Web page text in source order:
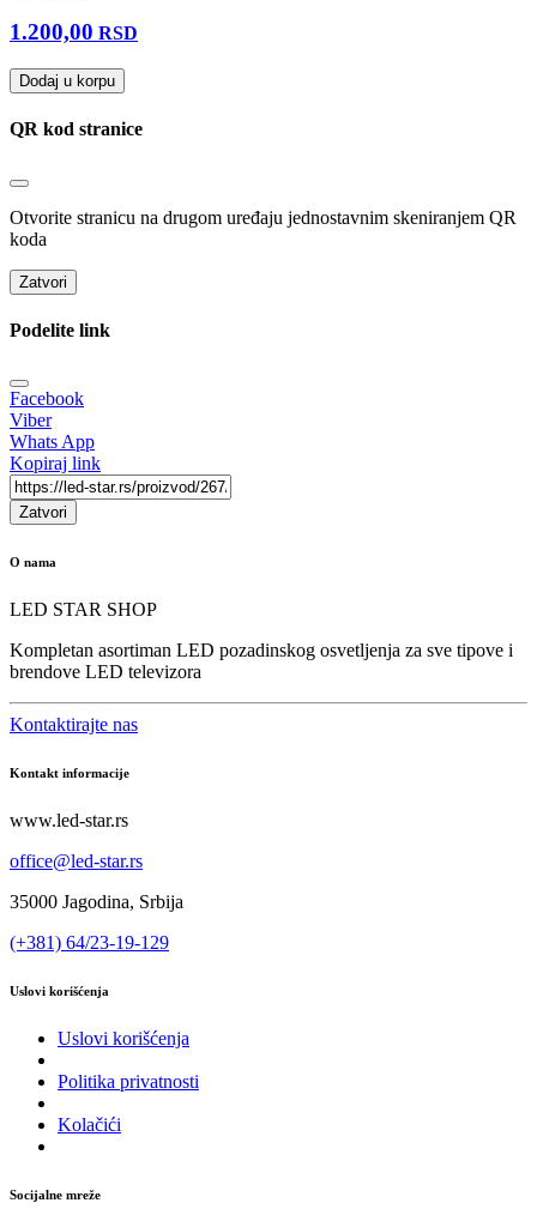
1.200,00 RSD
Dodaj u korpu
QR kod stranice
Otvorite stranicu na drugom uređaju jednostavnim skeniranjem QR
koda
Zatvori
Podelite link
Facebook
Viber
Whats App
Kopiraj link
Zatvori
O nama
LED STAR SHOP
Kompletan asortiman LED pozadinskog osvetljenja za sve tipove i
brendove LED televizora
Kontaktirajte nas
Kontakt informacije
www.led-star.rs
office@led-star.rs
35000 Jagodina, Srbija
(+381) 64/23-19-129
Uslovi korišćenja
Uslovi korišćenja
Politika privatnosti
Kolačići
Socijalne mreže